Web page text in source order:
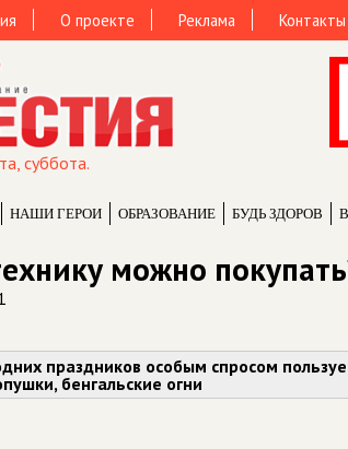
О проекте Реклама Контакты
суббота.
НАШИ ГЕРОИ ОБРАЗОВАНИЕ БУДЬ ЗДОРОВ
можно
праздников особым спросом
бенгальские огни